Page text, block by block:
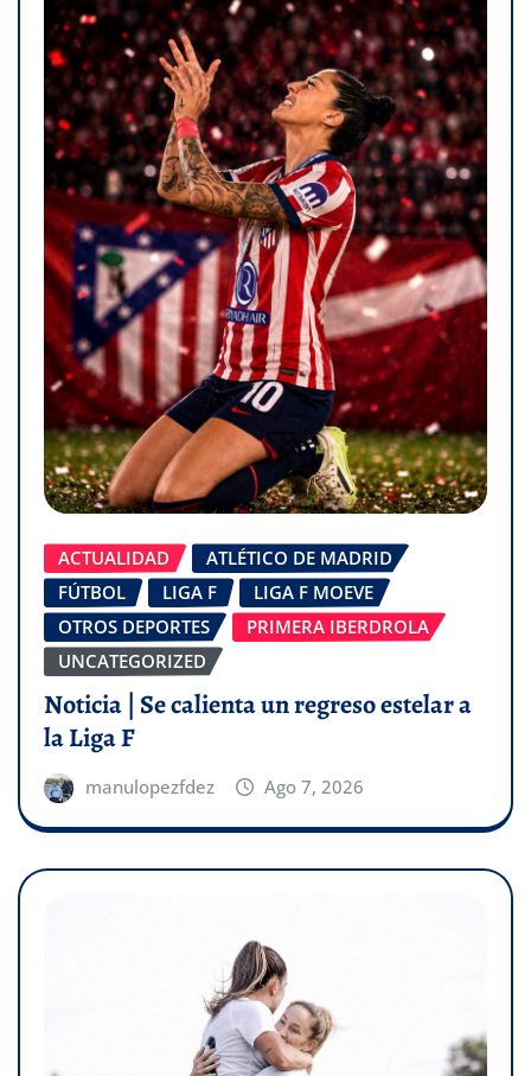
ACTUALIDAD
ATLÉTICO DE MADRID
FÚTBOL
LIGA F
LIGA F MOEVE
OTROS DEPORTES
PRIMERA IBERDROLA
UNCATEGORIZED
Noticia | Se calienta un regreso estelar a
la Liga F
manulopezfdez Ago 7, 2026